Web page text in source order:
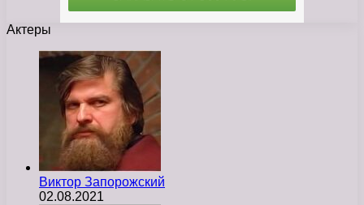
Актеры
Виктор Запорожский
02.08.2021